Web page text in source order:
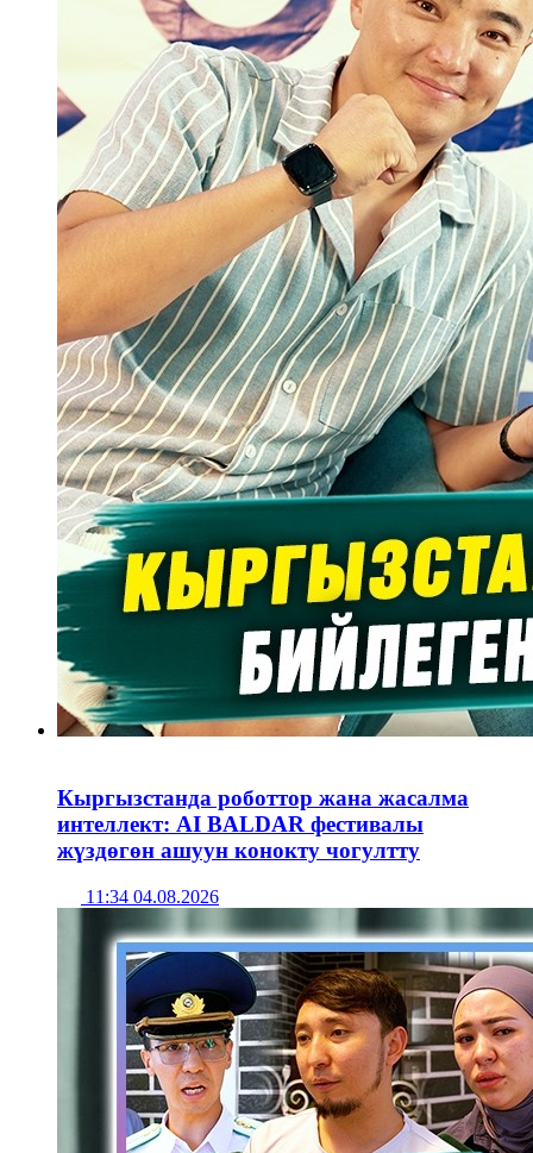
Кыргызстанда роботтор жана жасалма
интеллект: AI BALDAR фестивалы
жүздөгөн ашуун конокту чогултту
11:34 04.08.2026